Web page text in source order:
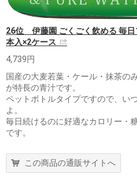
26位 伊藤園 ごくごく飲める 毎
本入×2ケース
4,739円
国産の大麦若葉・ケール・抹茶の
が特長の青汁です。
ペットボトルタイプですので、い
よ。
毎日続けるのに好適なカロリー・
です。
この商品の通販サイトへ